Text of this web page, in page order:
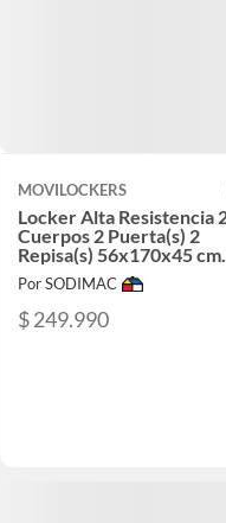
MOVILOCKERS
Locker Alta Resistencia
Cuerpos 2 Puerta(s) 2
Repisa(s) 56x170x45 cm
Azul
Por SODIMAC
$ 249.990